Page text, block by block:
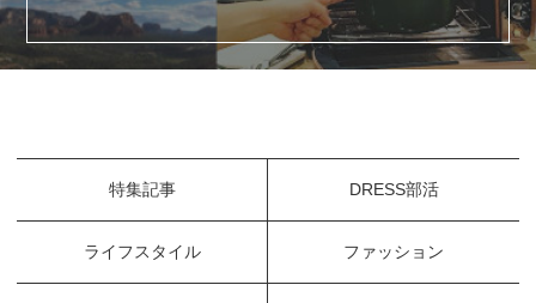
特集記事 DRESS部活
ライフスタイル ファッション